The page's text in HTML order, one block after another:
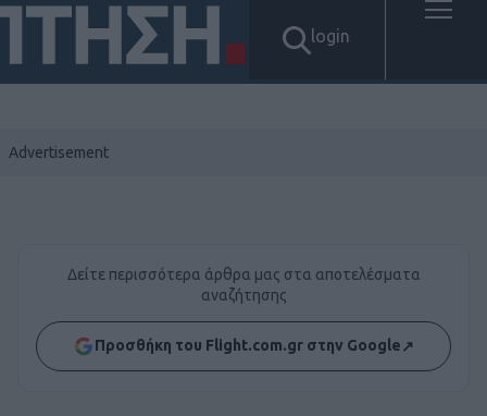
login
Δείτε περισσότερα άρθρα μας στα αποτελέσματα
αναζήτησης
Προσθήκη του Flight.com.gr στην Google↗